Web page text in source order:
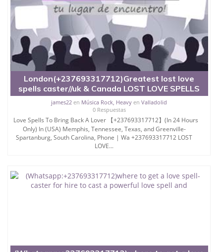
London(+237693317712)Greatest lost love
spells caster//uk & Canada LOST LOVE SPELLS
james22 en Música Rock, Heavy enValladolid
0 Respuestas
Love Spells To Bring Back A Lover 【+237693317712】(In 24 Hours
Only) In (USA) Memphis, Tennessee, Texas, and Greenville-
Spartanburg, South Carolina, Phone | Wa +237693317712 LOST
LOVE...